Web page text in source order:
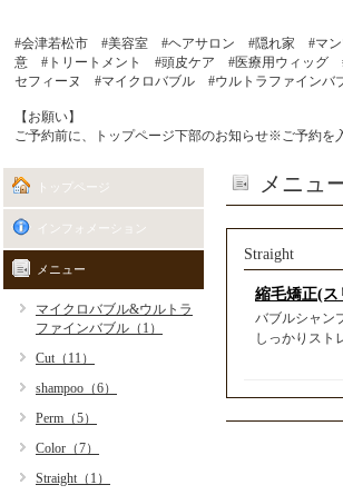
#会津若松市 #美容室 #ヘアサロン #隠れ家 #マ
意 #トリートメント #頭皮ケア #医療用ウィッグ
セフィーヌ #マイクロバブル #ウルトラファイン
【お願い】
ご予約前に、トップページ下部のお知らせ※ご予約を
メニュ
Straight
縮毛矯正(ス
バブルシャン
しっかりスト
トップページ
インフォメーション
メニュー
マイクロバブル&ウルトラ
ファインバブル（1）
Cut（11）
shampoo（6）
Perm（5）
Color（7）
Straight（1）